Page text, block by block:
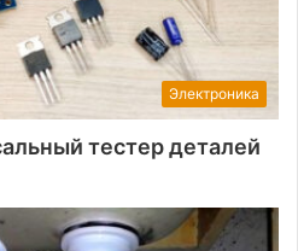
Электроника
тестер деталей